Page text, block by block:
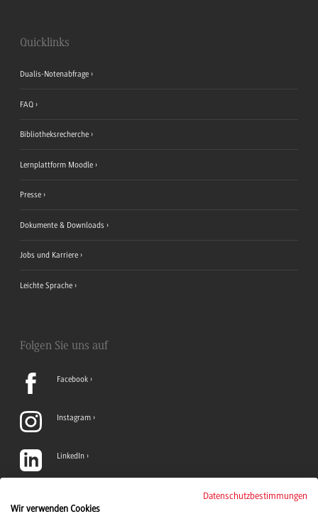
Quicklinks
Dualis-Notenabfrage
FAQ
Bibliotheksrecherche
Lernplattform Moodle
Presse
Dokumente & Downloads
Jobs und Karriere
Leichte Sprache
Folgen Sie uns auf
Facebook
Instagram
LinkedIn
Datenschutzbestimmungen
Wir verwenden Cookies